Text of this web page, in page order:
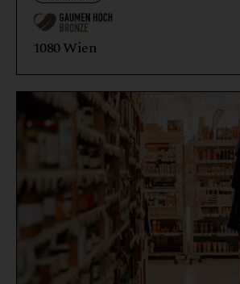
1080 Wien